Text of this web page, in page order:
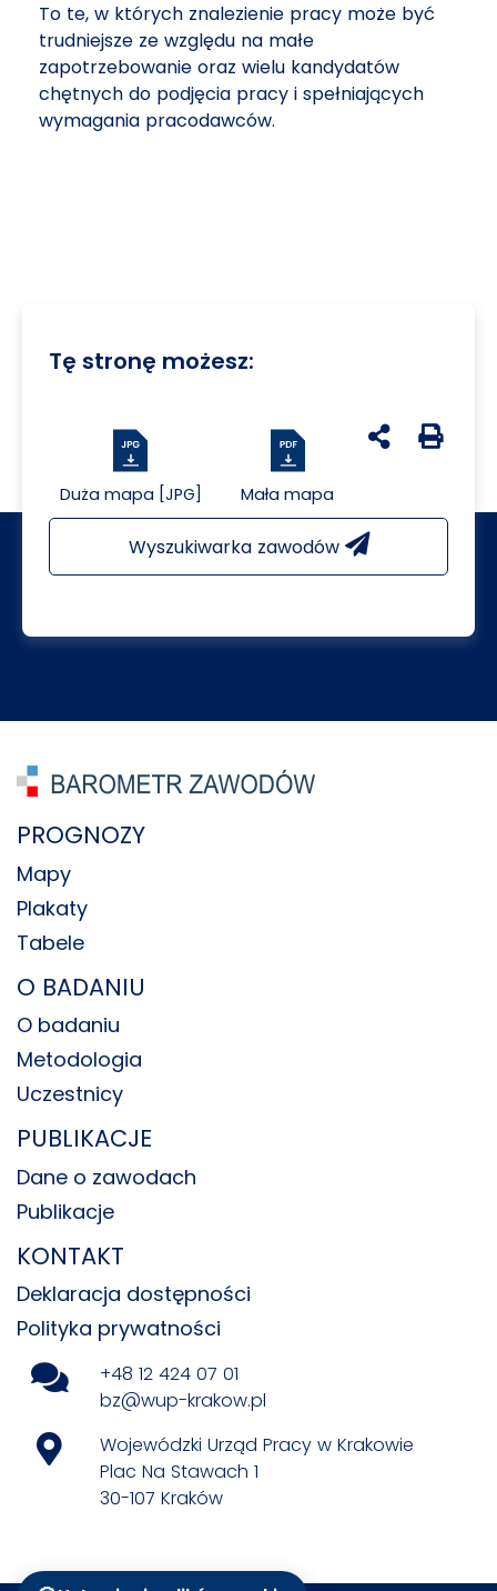
To te, w których znalezienie pracy może być
trudniejsze ze względu na małe
zapotrzebowanie oraz wielu kandydatów
chętnych do podjęcia pracy i spełniających
wymagania pracodawców.
Tę stronę możesz:
Duża mapa [JPG] Mała mapa
udostępnij na
Generuj
Wyszukiwarka zawodów
PROGNOZY
Mapy
Plakaty
Tabele
O BADANIU
O badaniu
Metodologia
Uczestnicy
PUBLIKACJE
Dane o zawodach
Publikacje
KONTAKT
Deklaracja dostępności
Polityka prywatności
+48 12 424 07 01
bz@wup-krakow.pl
Wojewódzki Urząd Pracy w Krakowie
Plac Na Stawach 1
30-107 Kraków